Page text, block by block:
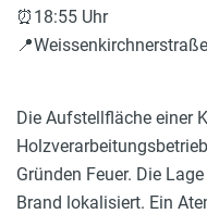
⏰18:55 Uhr
📍Weissenkirchnerstraße
Die Aufstellfläche einer
Gründen Feuer. Die
Brand lokalisiert. Ein